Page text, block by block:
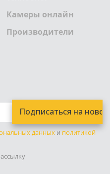
Камеры онлайн
Производители
данных и политикой